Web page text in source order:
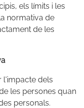
els límits i les
normativa de
de les
l'impacte dels
les persones quan
personals.